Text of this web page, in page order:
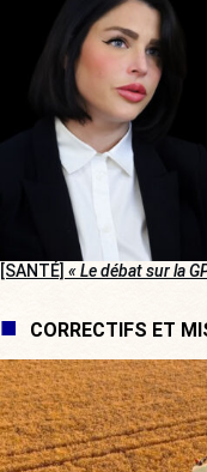
[SANTÉ] « Le débat sur la
CORRECTIFS ET